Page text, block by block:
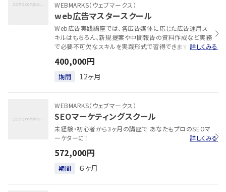
WEBMARKS（ウェブマークス）
web広告マスタースクール
Web広告実践講座では、各広告媒体に応じた広告運用ス
キルはもちろん、新規提案や中間報告の資料作成など実務
で必要不可欠なスキルを実践形式で習得できます。詳しくみる
400,000円
期間 12ヶ月
WEBMARKS（ウェブマークス）
SEOマーケティングスクール
未経験・初心者から3ヶ月の講座で あなたもプロのSEOマ
ーケターに！
詳しくみる
572,000円
期間 ６ヶ月